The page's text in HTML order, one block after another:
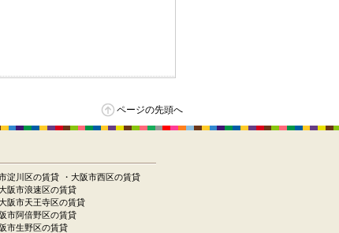
ページの先頭へ
淀川区の賃貸
・大阪市西区の賃貸
阪市浪速区の賃貸
阪市天王寺区の賃貸
市阿倍野区の賃貸
市生野区の賃貸